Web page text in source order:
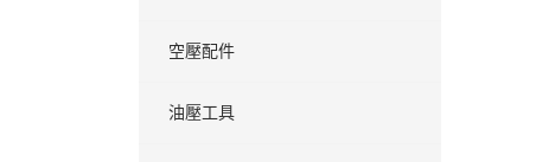
空壓配件
油壓工具